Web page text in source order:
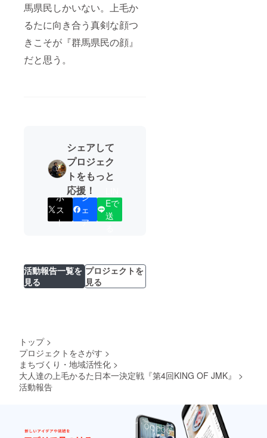
馬県民しかいない。上毛か
るたに向き合う真剣な顔つ
きこそが『群馬県民の顔』
だと思う。
シェアして
プロジェク
トをもっと
応援！
ポ
ス
ト
シ
ェ
ア
Eで
送
活動報告一覧を
見る
プロジェクトを
見る
トップ >
プロジェクトをさがす >
まちづくり・地域活性化 >
大人達の上毛かるた日本一決定戦『第4回KING OF JMK』
>
活動報告